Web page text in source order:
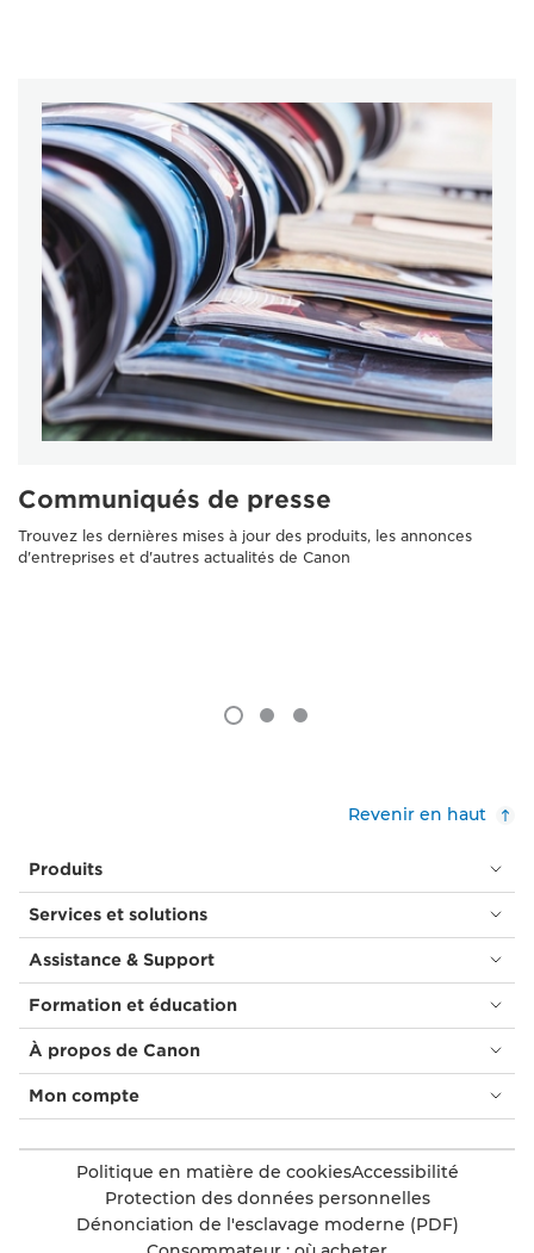
Communiqués de presse
Trouvez les dernières mises à jour des produits, les annonces
d'entreprises et d'autres actualités de Canon
Revenir en haut
Produits
Services et solutions
Assistance & Support
Formation et éducation
À propos de Canon
Mon compte
Politique en matière de cookiesAccessibilité
Protection des données personnelles
Dénonciation de l'esclavage moderne (PDF)